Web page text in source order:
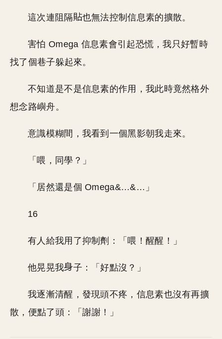
這次連阻隔 也無法控制信息素的擴散。
害怕 Omega 信息素會引起恐慌，我只好暫時
找了個巷子躲起來。
不知道是不是信息素的作用，我此時竟然格外
想念路嶼舟。
意識模糊間，我看到一個黑影朝我走來。
「喂，同學？」
「居然還是個 Omega&…&…」
16
有人給我用了抑制劑：「喂！醒醒！」
他晃晃我 子：「好點沒？」
我逐漸清醒，發現頭不疼，信息素也沒有再擴
散，便點了頭：「謝謝！」